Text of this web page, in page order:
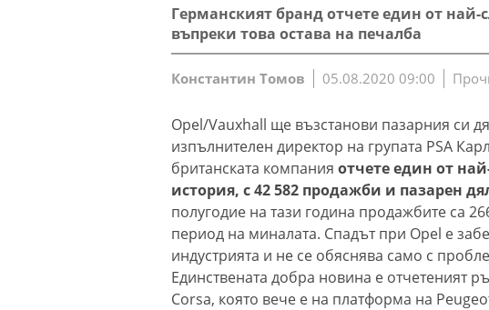
Германският бранд отчете един от най-
въпреки това остава на печалба
Константин Томов 05.08.2020 09:00
Opel/Vauxhall ще възстанови пазарния си
изпълнителен директор на групата PSA
британската компания отчете един от
история, с 42 582 продажби и пазарен
полугодие на тази година продажбите са
период на миналата. Спадът при Opel е
индустрията и не се обяснява само с
Единствената добра новина е отчетеният
Corsa, която вече е на платформа на